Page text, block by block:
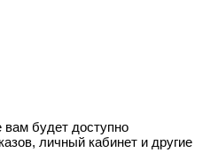
вам будет доступно
личный кабинет и другие